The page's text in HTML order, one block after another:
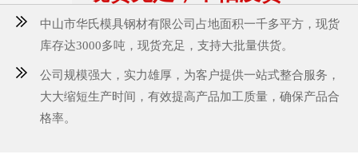
中山市华氏模具钢材有限公司占地面积一千多平方，现货
库存达3000多吨，现货充足，支持大批量供货。
公司规模强大，实力雄厚，为客户提供一站式整合服务，
大大缩短生产时间，有效提高产品加工质量，确保产品合
格率。